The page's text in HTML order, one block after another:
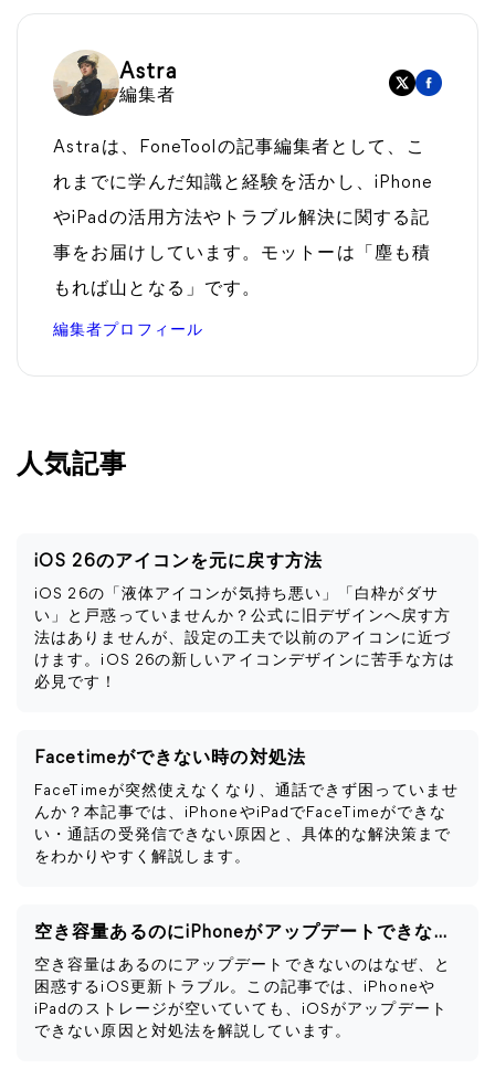
Astra
編集者
Astraは、FoneToolの記事編集者として、こ
れまでに学んだ知識と経験を活かし、iPhone
やiPadの活用方法やトラブル解決に関する記
事をお届けしています。モットーは「塵も積
もれば山となる」です。
編集者プロフィール
人気記事
iOS 26のアイコンを元に戻す方法
iOS 26の「液体アイコンが気持ち悪い」「白枠がダサ
い」と戸惑っていませんか？公式に旧デザインへ戻す方
法はありませんが、設定の工夫で以前のアイコンに近づ
けます。iOS 26の新しいアイコンデザインに苦手な方は
必見です！
Facetimeができない時の対処法
FaceTimeが突然使えなくなり、通話できず困っていませ
んか？本記事では、iPhoneやiPadでFaceTimeができな
い・通話の受発信できない原因と、具体的な解決策まで
をわかりやすく解説します。
空き容量あるのにiPhoneがアップデートできない対策
空き容量はあるのにアップデートできないのはなぜ、と
困惑するiOS更新トラブル。この記事では、iPhoneや
iPadのストレージが空いていても、iOSがアップデート
できない原因と対処法を解説しています。